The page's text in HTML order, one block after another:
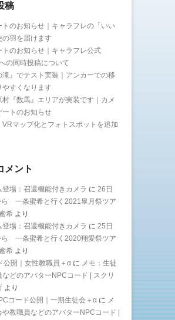
稿
トのお知らせ｜キャラフレの「いい
の羽を届けます
トのお知らせ｜キャラフレ公式
の同時投稿について
滝』でテスト実装｜アンカーでの移
やすくなります
村『数馬』エリアが実装です｜カメ
ートのお知らせ
VRマップ化とフォトスポットを追加
メント
登場：召還機能付きカメラ に 26日
ら 一条蜜希と行く2021皐月祭ツア
希 より
登場：召還機能付きカメラ に 25日
ら 一条蜜希と行く2020翔愛祭ツア
希 より
公開｜女性教職員＋α に メモ：生徒
どのアバターNPCコード | スクリ
より
コード公開｜一期生徒会＋α に メ
教職員などのアバターNPCコード |